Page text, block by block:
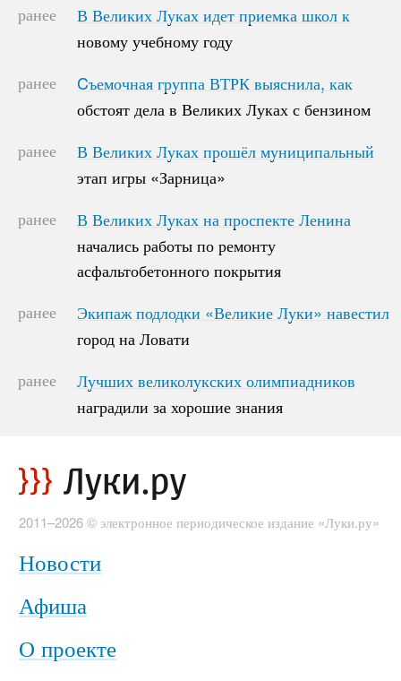
ранее
В Великих Луках идет приемка школ к
новому учебному году
В Великих Луках идет приемка школ к
новому учебному году
ранее
Cъемочная группа ВТРК выяснила, как
обстоят дела в Великих Луках с бензином
Cъемочная группа ВТРК выяснила, как
обстоят дела в Великих Луках с бензином
ранее
В Великих Луках прошёл муниципальный
этап игры «Зарница»
В Великих Луках прошёл муниципальный
этап игры «Зарница»
ранее
В Великих Луках на проспекте Ленина
начались работы по ремонту
асфальтобетонного покрытия
В Великих Луках на проспекте Ленина
начались работы по ремонту
асфальтобетонного покрытия
ранее
Экипаж подлодки «Великие Луки» навестил
город на Ловати
Экипаж подлодки «Великие Луки» навестил
город на Ловати
ранее
Лучших великолукских олимпиадников
наградили за хорошие знания
Лучших великолукских олимпиадников
наградили за хорошие знания
2011–2026 © электронное периодическое издание «Луки.ру»
Новости
Афиша
О проекте